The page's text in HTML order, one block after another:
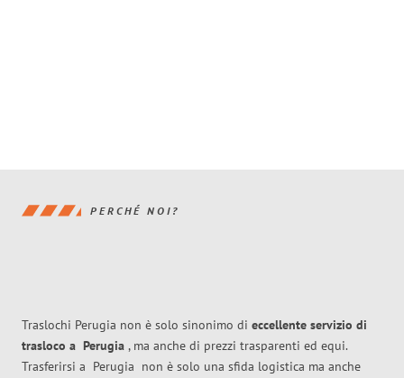
PERCHÉ NOI?
Traslochi Perugia non è solo sinonimo di eccellente servizio di
trasloco a Perugia , ma anche di prezzi trasparenti ed equi.
Trasferirsi a Perugia non è solo una sfida logistica ma anche